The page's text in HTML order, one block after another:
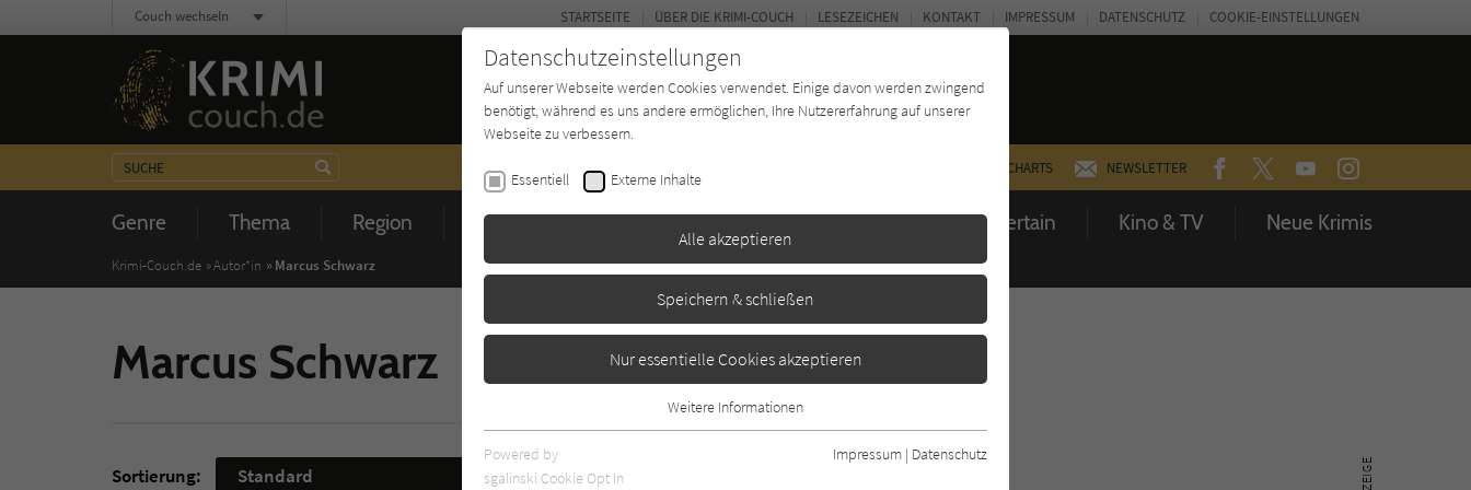
CHARTS NEWSLETTER FACEBOOKTWITTERYOUTUBEINSTAGRAM
Genre Thema Region Zeit Buchtyp Autor*in Magazin Entertain Kino & TV Neue Krimis
STARTSEITE ÜBER DIE KRIMI-COUCH LESEZEICHEN KONTAKT IMPRESSUM DATENSCHUTZ COOKIE-EINSTELLUNGEN
Couch wechseln
Krimi-Couch.de Autor*in Marcus Schwarz
Marcus Schwarz
Sortierung:
Standard
Datenschutzeinstellungen
Auf unserer Webseite werden Cookies verwendet. Einige davon werden zwingend
benötigt, während es uns andere ermöglichen, Ihre Nutzererfahrung auf unserer
Webseite zu verbessern.
Essentiell Externe Inhalte
Alle akzeptieren
Speichern & schließen
Nur essentielle Cookies akzeptieren
Essentielle Cookies werden für grundlegende Funktionen der Webseite
benötigt. Dadurch ist gewährleistet, dass die Webseite einwandfrei
Weitere Informationen
Powered by
sgalinski Cookie Opt In
Impressum | Datenschutz